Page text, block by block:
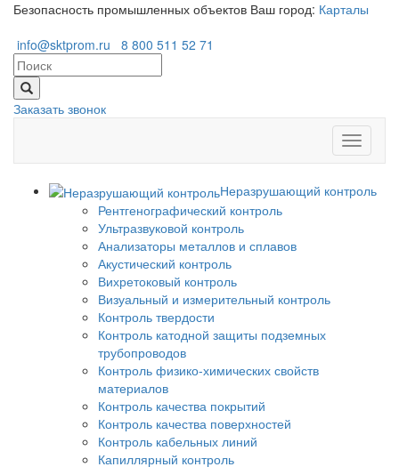
Безопасность промышленных объектов Ваш город: Карталы
info@sktprom.ru
8 800 511 52 71
Заказать звонок
Неразрушающий контроль
Рентгенографический контроль
Ультразвуковой контроль
Анализаторы металлов и сплавов
Акустический контроль
Вихретоковый контроль
Визуальный и измерительный контроль
Контроль твердости
Контроль катодной защиты подземных
трубопроводов
Контроль физико-химических свойств
материалов
Контроль качества покрытий
Контроль качества поверхностей
Контроль кабельных линий
Капиллярный контроль